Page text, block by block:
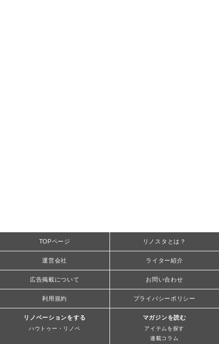
TOPページ リノスタとは？
運営会社 ライター紹介
広告掲載について お問い合わせ
利用規約 プライバシーポリシー
リノベーションをする
ハウトゥー・リノベ
マガジンを読む
アイテムを探す
連載コラム